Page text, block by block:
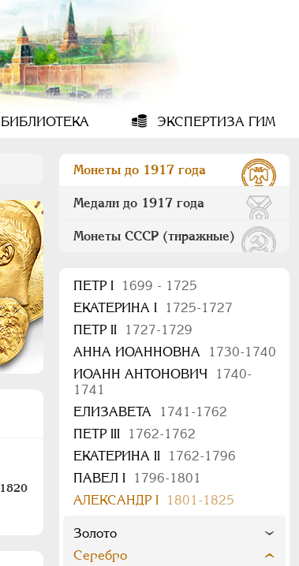
БИБЛИОТЕКА ЭКСПЕРТИЗА ГИМ
1820
Монеты до 1917 года
Медали до 1917 года
Монеты СССР (тиражные)
ПEТР I
1699 - 1725
ЕКАТЕРИНА I
1725-1727
ПЕТР II
1727-1729
АННА ИОАННОВНА
1730-1740
ИОАНН АНТОНОВИЧ
1740-
1741
ЕЛИЗАВЕТА
1741-1762
ПЕТР III
1762-1762
ЕКАТЕРИНА II
1762-1796
ПАВЕЛ I
1796-1801
АЛЕКСАНДР I
1801-1825
Золото
Серебро